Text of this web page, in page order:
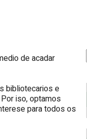
de acadar
bibliotecarios e
iso, optamos
para todos os